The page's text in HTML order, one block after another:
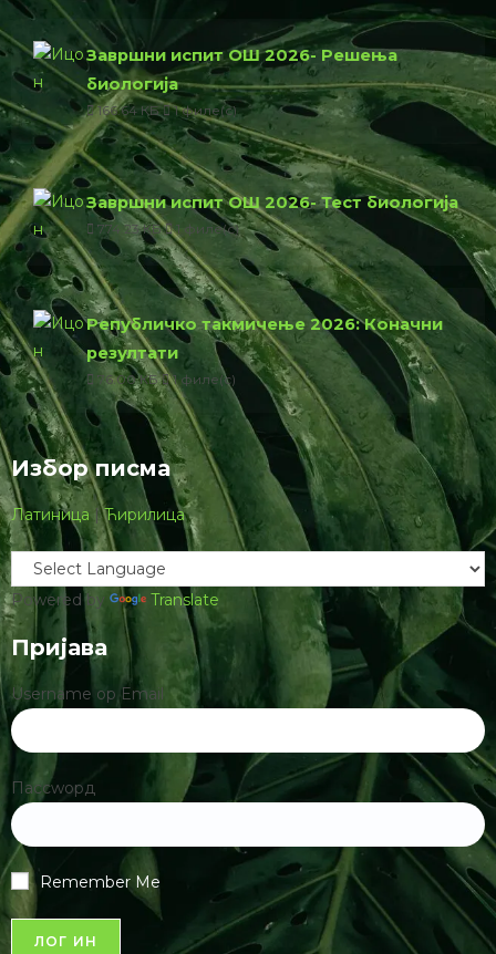
Завршни испит ОШ 2026- Решења
биологија
166.64 КБ 1 филе(с)
Завршни испит ОШ 2026- Тест биологија
774.23 КБ 1 филе(с)
Републичко такмичење 2026: Коначни
резултати
76.00 КБ 1 филе(с)
Избор писма
Латиница |Ћирилица
Powered by Translate
Пријава
Username ор Email
Пассwорд
Remember Me